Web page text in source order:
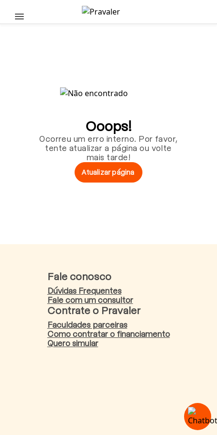
Pular para o conteúdo principal
Ooops!
Ocorreu um erro interno. Por favor,
tente atualizar a página ou volte
mais tarde!
Atualizar página
Fale conosco
Dúvidas Frequentes
Fale com um consultor
Contrate o Pravaler
Faculdades parceiras
Como contratar o financiamento
Quero simular